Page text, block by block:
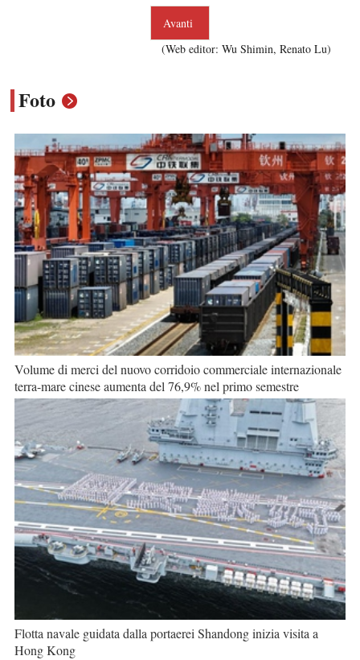
Avanti
(Web editor: Wu Shimin, Renato Lu)
Foto
Volume di merci del nuovo corridoio commerciale internazionale
terra-mare cinese aumenta del 76,9% nel primo semestre
Flotta navale guidata dalla portaerei Shandong inizia visita a
Hong Kong